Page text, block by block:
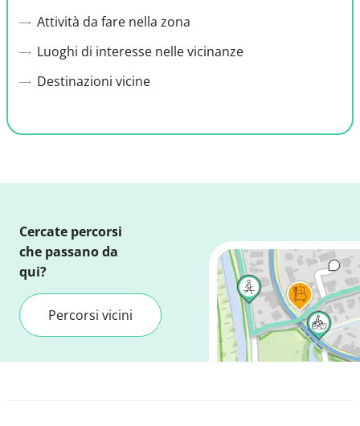
Attività da fare nella zona
Luoghi di interesse nelle vicinanze
Destinazioni vicine
Cercate percorsi
che passano da
qui?
Percorsi vicini